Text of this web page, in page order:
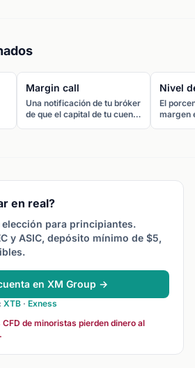
Margin call
Una notificación de tu bróker
de que el capital de tu cuenta
posiciones para restaurar tu
Nivel
El
margen
en real?
elección para principiantes.
y ASIC, depósito mínimo de $5,
en XM Group →
XTB · Exness
de minoristas pierden dinero al